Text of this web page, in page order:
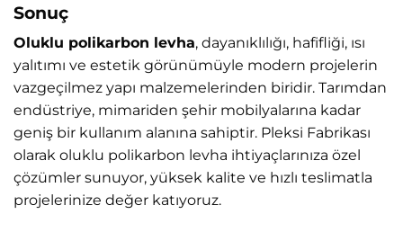
Sonuç
Oluklu polikarbon levha, dayanıklılığı, hafifliği, ısı
yalıtımı ve estetik görünümüyle modern projelerin
vazgeçilmez yapı malzemelerinden biridir. Tarımdan
endüstriye, mimariden şehir mobilyalarına kadar
geniş bir kullanım alanına sahiptir. Pleksi Fabrikası
olarak oluklu polikarbon levha ihtiyaçlarınıza özel
çözümler sunuyor, yüksek kalite ve hızlı teslimatla
projelerinize değer katıyoruz.